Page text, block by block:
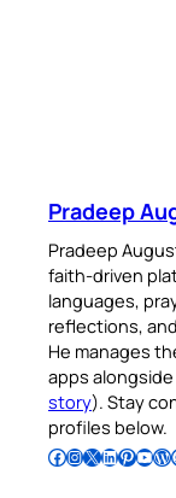
Pradeep
Pradeep
faith-driven
languages,
reflections,
He manages
apps
story). Stay
profiles below.
Follow Pradeep on Facebook Follow Pradeep on InstagramFollow Pradeep on X Follow Pradeep on LinkedIn Follow Pradeep on Pinterest Subscribe to Pradeep’s Youtube Channel Follow Pradeep on WordPress Follow